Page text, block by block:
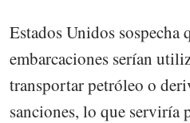
Estados Unidos sospecha
embarcaciones serían
transportar petróleo o
sanciones, lo que serviría